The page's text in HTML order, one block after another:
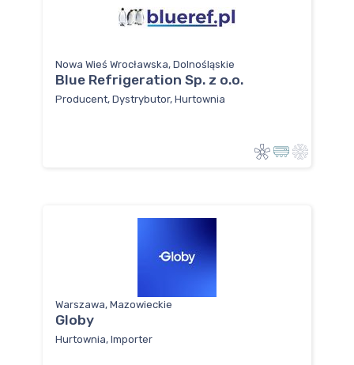
Nowa Wieś Wrocławska, Dolnośląskie
Blue Refrigeration Sp. z o.o.
Producent, Dystrybutor, Hurtownia
Warszawa, Mazowieckie
Globy
Hurtownia, Importer